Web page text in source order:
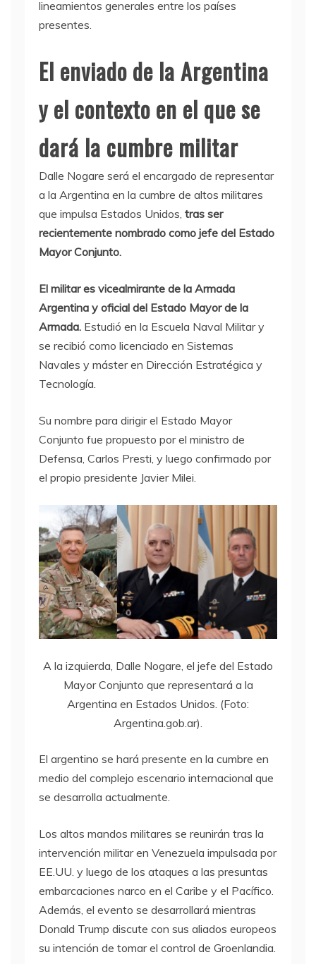
lineamientos generales entre los países
presentes.
El enviado de la Argentina
y el contexto en el que se
dará la cumbre militar
Dalle Nogare será el encargado de representar
a la Argentina en la cumbre de altos militares
que impulsa Estados Unidos, tras ser
recientemente nombrado como jefe del Estado
Mayor Conjunto.
El militar es vicealmirante de la Armada
Argentina y oficial del Estado Mayor de la
Armada. Estudió en la Escuela Naval Militar y
se recibió como licenciado en Sistemas
Navales y máster en Dirección Estratégica y
Tecnología.
Su nombre para dirigir el Estado Mayor
Conjunto fue propuesto por el ministro de
Defensa, Carlos Presti, y luego confirmado por
el propio presidente Javier Milei.
A la izquierda, Dalle Nogare, el jefe del Estado
Mayor Conjunto que representará a la
Argentina en Estados Unidos. (Foto:
Argentina.gob.ar).
El argentino se hará presente en la cumbre en
medio del complejo escenario internacional que
se desarrolla actualmente.
Los altos mandos militares se reunirán tras la
intervención militar en Venezuela impulsada por
EE.UU. y luego de los ataques a las presuntas
embarcaciones narco en el Caribe y el Pacífico.
Además, el evento se desarrollará mientras
Donald Trump discute con sus aliados europeos
su intención de tomar el control de Groenlandia.